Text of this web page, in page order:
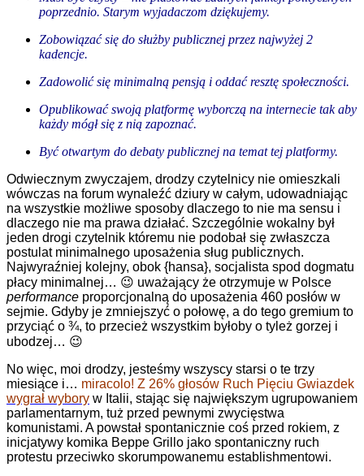
poprzednio. Starym wyjadaczom dziękujemy.
Zobowiązać się do służby publicznej przez najwyżej 2
kadencje.
Zadowolić się minimalną pensją i oddać resztę społeczności.
Opublikować swoją platformę wyborczą na internecie tak aby
każdy mógł się z nią zapoznać.
Być otwartym do debaty publicznej na temat tej platformy.
Odwiecznym zwyczajem, drodzy czytelnicy nie omieszkali
wówczas na forum wynaleźć dziury w całym, udowadniając
na wszystkie możliwe sposoby dlaczego to nie ma sensu i
dlaczego nie ma prawa działać. Szczególnie wokalny był
jeden drogi czytelnik któremu nie podobał się zwłaszcza
postulat minimalnego uposażenia sług publicznych.
Najwyraźniej kolejny, obok {hansa}, socjalista spod dogmatu
płacy minimalnej… 😉 uważający że otrzymuje w Polsce
performance proporcjonalną do uposażenia 460 posłów w
sejmie. Gdyby je zmniejszyć o połowę, a do tego gremium to
przyciąć o ¾, to przecież wszystkim byłoby o tyleż gorzej i
ubodzej… 😉
No więc, moi drodzy, jesteśmy wszyscy starsi o te trzy
miesiące i… miracolo! Z 26% głosów Ruch Pięciu Gwiazdek
wygrał wybory w Italii, stając się największym ugrupowaniem
parlamentarnym, tuż przed pewnymi zwycięstwa
komunistami. A powstał spontanicznie coś przed rokiem, z
inicjatywy komika Beppe Grillo jako spontaniczny ruch
protestu przeciwko skorumpowanemu establishmentowi.